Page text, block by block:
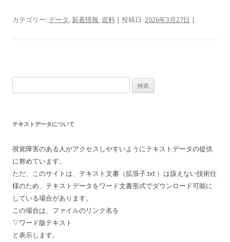
カテゴリー: データ, 新着情報, 資料 | 投稿日: 2026年3月27日 |
索:
テキストデータについて
視覚障害のある人がアクセスしやすいようにテキストデータの提供
に努めています。
ただ、このサイトは、テキスト文書（拡張子.txt ）は扱えない技術仕
様のため、テキストデータをワード文書形式でダウンロード可能に
している場合があります。
この場合は、ファイルのリンク名を
▽ワード版テキスト
と表示します。